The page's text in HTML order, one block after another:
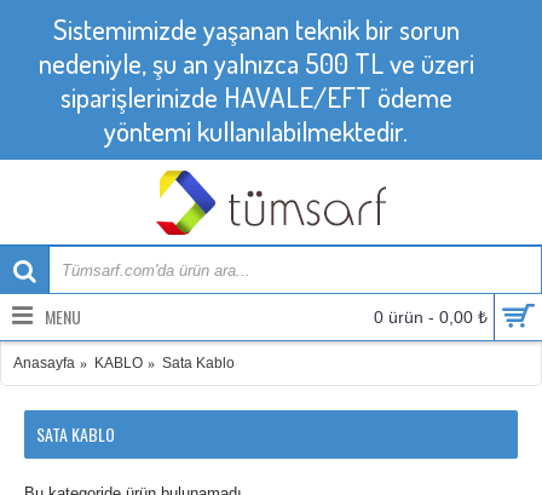
Sistemimizde yaşanan teknik bir sorun
nedeniyle, şu an yalnızca 500 TL ve üzeri
siparişlerinizde HAVALE/EFT ödeme
yöntemi kullanılabilmektedir.
0 ürün - 0,00 ₺
MENU
Anasayfa KABLO Sata Kablo
SATA KABLO